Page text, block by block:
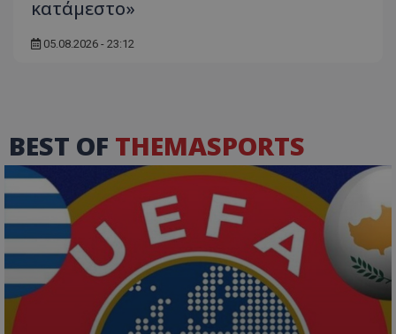
κατάμεστο»
05.08.2026 - 23:12
BEST OF THEMASPORTS